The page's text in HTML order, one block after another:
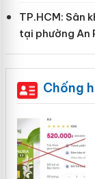
TP.HCM: Sân
tại phường An
Chống